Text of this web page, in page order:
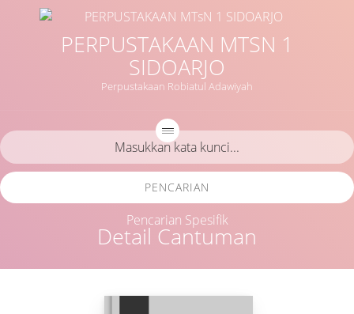
PERPUSTAKAAN MTSN 1
SIDOARJO
Perpustakaan Robiatul Adawiyah
Detail Cantuman
PENCARIAN
Pencarian Spesifik